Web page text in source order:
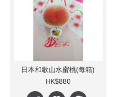
日本和歌山水蜜桃(每箱)
HK$880